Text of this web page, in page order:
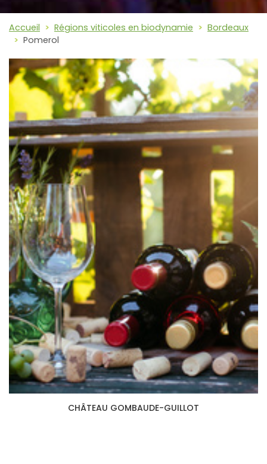
Accueil Régions viticoles en biodynamie
Bordeaux
Pomerol
CHÂTEAU GOMBAUDE-GUILLOT